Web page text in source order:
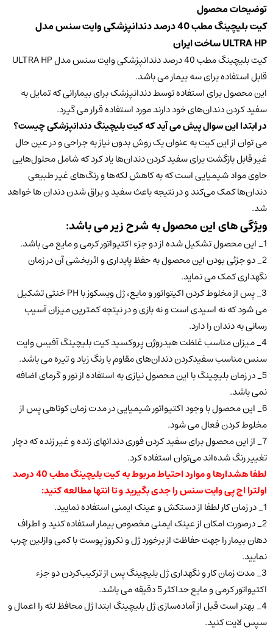
توضیحات محصول
کیت بلیچینگ مطب 40 درصد دندانپزشکی وایت سنس مدل
ULTRA HP ساخت ایران
کیت بلیچینگ مطب 40 درصد دندانپزشکی وایت سنس مدل ULTRA HP
قابل استفاده برای سه بیمار می باشد.
این محصول برای استفاده توسط دندانپزشک برای بیمارانی که تمایل به
سفید کردن دندان‌های خود دارند مورد استفاده قرار می گیرد.
در ابتدا این سوال پیش می آید که کیت بلیچینگ دندانپزشکی چیست؟
می توان از این کیت به عنوان یک روش بدون نیاز به جراحی و در عین حال
غیر قابل بازگشت برای سفید کردن دندان‌ها یاد کرد که شامل محلول‌هایی
حاوی مواد شیمیایی است که به کاهش لکه‌ها و رنگ‌های غیر طبیعی
دندان‌ها کمک می‌کند و در نتیجه باعث سفید و براق شدن دندان ها خواهد
شد.
ویژگی های این محصول به شرح زیر می باشد:
1_ این محصول تشکیل شده از دو جزء اکتیواتور کرمی و مایع می باشد.
2_ دو جزئی بودن این محصول به حفظ پایداری و اثربخشی آن در زمان
نگهداری کمک می نماید.
3_ پس از مخلوط کردن اکیتواتور و مایع، ژل ویسکوز با PH خنثی تشکیل
می شود که نه اسیدی است و نه بازی و در نیتجه کمترین میزان آسیب
رسانی به دندان را دارد.
4_ میزان مناسب غلظت هیدروژن پروکسید کیت بلیچینگ آفیس وایت
سنس مناسب سفیدکردن دندان‌های مقاوم با رنگ زیاد و تیره می باشد.
5_ در زمان بلیچینگ با این محصول نیازی به استفاده از نور و گرمای اضافه
نمی باشد.
6_ این محصول با وجود اکتیواتور شیمیایی در مدت زمان کوتاهی پس از
مخلوط کردن فعال می شود.
7_ از این محصول برای سفید کردن فوری دندانهای زنده و غیر زنده که دچار
تغییر رنگ شده‌اند می‌توان استفاده کرد.
لطفا هشدارها و موارد احتیاط مربوط به کیت بلیچینگ مطب 40 درصد
اولترا اچ پی وایت سنس را جدی بگیرید و تا انتها مطالعه کنید:
1_ در زمان کار لطفا از دستکش و عینک ایمنی استفاده نمایید.
2_ درصورت امکان از عینک ایمنی مخصوص بیمار استفاده کنید و اطراف
دهان بیمار را جهت حفاظت از برخورد ژل و نکروز پوست با کمی وازلین چرب
نمایید.
3_ مدت زمان کار و نگهداری ژل بلیچینگ پس از ترکیب‌کردن دو جزء
اکتیواتور کرمی و مایع حداکثر 5 دقیقه می باشد.
4_ بهتر است قبل از آماده‌سازی ژل بلیچینگ ابتدا ژل محافظ لثه را اعمال و
سپس لایت کنید.